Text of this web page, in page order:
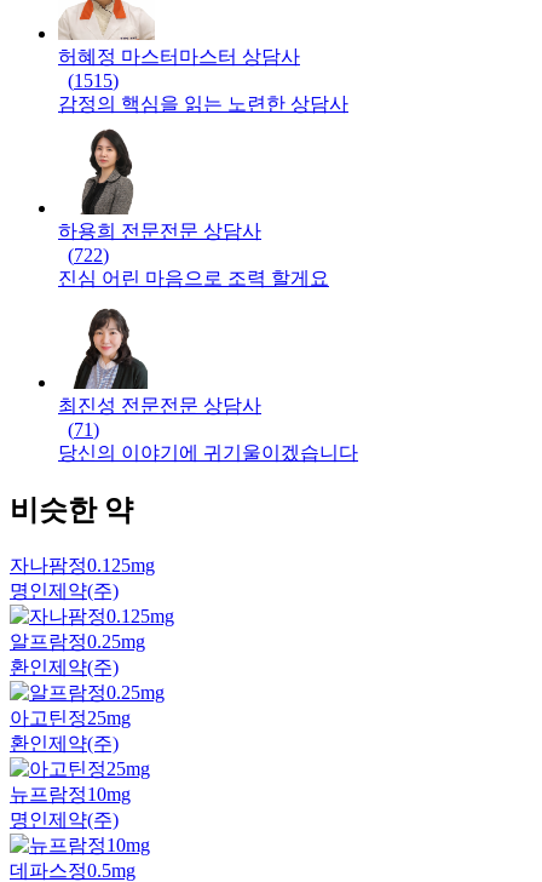
허혜정 마스터 마스터 상담사
(1515)
감정의 핵심을 읽는 노련한 상담사
하용희 전문전문 상담사
(722)
진심 어린 마음으로 조력 할게요
최진성 전문전문 상담사
(71)
당신의 이야기에 귀기울이겠습니다
비슷한 약
자나팜정0.125mg
명인제약(주)
알프람정0.25mg
환인제약(주)
아고틴정25mg
환인제약(주)
뉴프람정10mg
명인제약(주)
데파스정0.5mg